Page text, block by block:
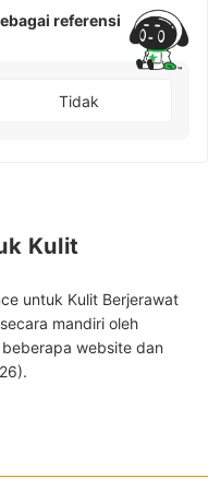
referensi
Tidak
Kulit
untuk Kulit Berjerawat
mandiri oleh
website dan